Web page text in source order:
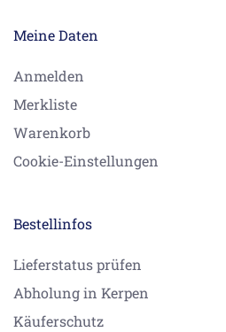
Meine Daten
Anmelden
Merkliste
Warenkorb
Cookie-Einstellungen
Bestellinfos
Lieferstatus prüfen
Abholung in Kerpen
Käuferschutz